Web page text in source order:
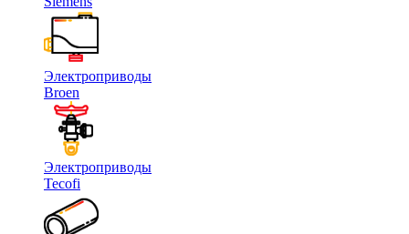
Электроприводы
Broen
Электроприводы
Tecofi